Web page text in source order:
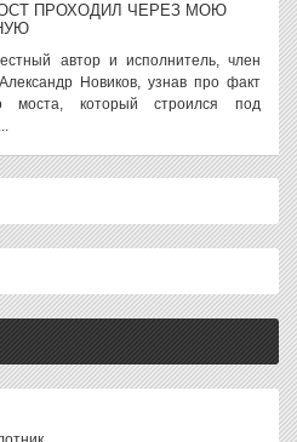
ПРОХОДИЛ ЧЕРЕЗ МОЮ
автор и исполнитель, член
Новиков, узнав про факт
моста, который строился под